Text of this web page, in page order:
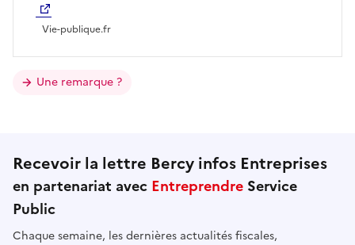
Vie-publique.fr
Une remarque ?
Recevoir la lettre Bercy infos Entreprises
en partenariat avec Entreprendre Service
Public
Chaque semaine, les dernières actualités fiscales,